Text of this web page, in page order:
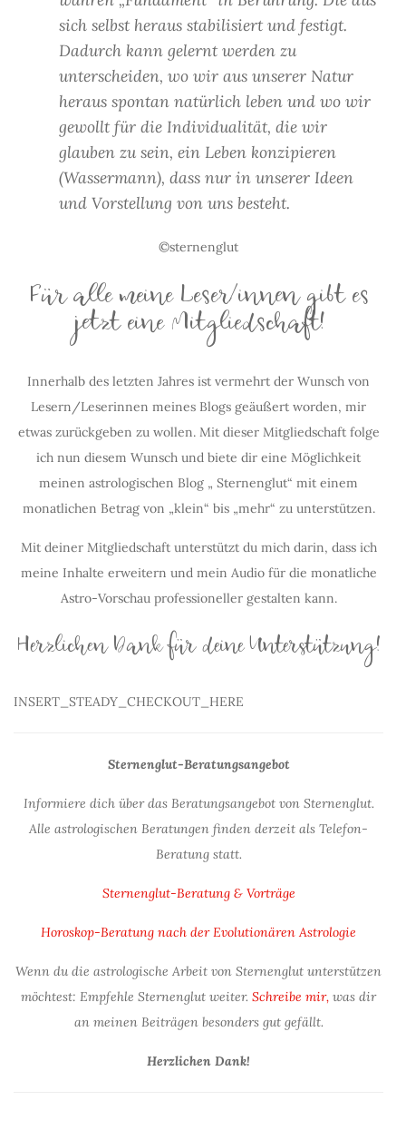
sich selbst heraus stabilisiert und festigt.
Dadurch kann gelernt werden zu
unterscheiden, wo wir aus unserer Natur
heraus spontan natürlich leben und wo wir
gewollt für die Individualität, die wir
glauben zu sein, ein Leben konzipieren
(Wassermann), dass nur in unserer Ideen
und Vorstellung von uns besteht.
©sternenglut
Für alle meine Leser/innen gibt es
jetzt eine Mitgliedschaft!
Innerhalb des letzten Jahres ist vermehrt der Wunsch von
Lesern/Leserinnen meines Blogs geäußert worden, mir
etwas zurückgeben zu wollen. Mit dieser Mitgliedschaft folge
ich nun diesem Wunsch und biete dir eine Möglichkeit
meinen astrologischen Blog „ Sternenglut“ mit einem
monatlichen Betrag von „klein“ bis „mehr“ zu unterstützen.
Mit deiner Mitgliedschaft unterstützt du mich darin, dass ich
meine Inhalte erweitern und mein Audio für die monatliche
Astro-Vorschau professioneller gestalten kann.
Herzlichen Dank für deine Unterstützung!
INSERT_STEADY_CHECKOUT_HERE
Sternenglut-Beratungsangebot
Informiere dich über das Beratungsangebot von Sternenglut.
Alle astrologischen Beratungen finden derzeit als Telefon-
Beratung statt.
Sternenglut-Beratung & Vorträge
Horoskop-Beratung nach der Evolutionären Astrologie
Wenn du die astrologische Arbeit von Sternenglut unterstützen
möchtest: Empfehle Sternenglut weiter. Schreibe mir, was dir
an meinen Beiträgen besonders gut gefällt.
Herzlichen Dank!